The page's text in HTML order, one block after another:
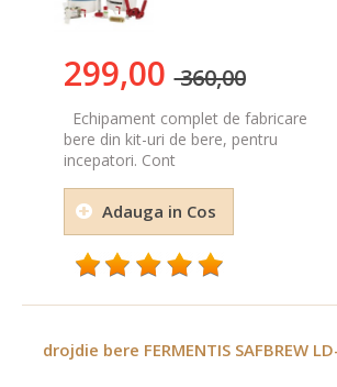
299,00 360,00
Echipament complet de fabricare
bere din kit-uri de bere, pentru
incepatori. Cont
Adauga in Cos
drojdie bere FERMENTIS SAFBREW